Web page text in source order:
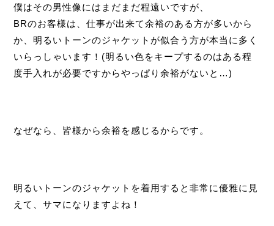
僕はその男性像にはまだまだ程遠いですが、
BRのお客様は、仕事が出来て余裕のある方が多いから
か、明るいトーンのジャケットが似合う方が本当に多く
いらっしゃいます！(明るい色をキープするのはある程
度手入れが必要ですからやっぱり余裕がないと…)
なぜなら、皆様から余裕を感じるからです。
明るいトーンのジャケットを着用すると非常に優雅に見
えて、サマになりますよね！